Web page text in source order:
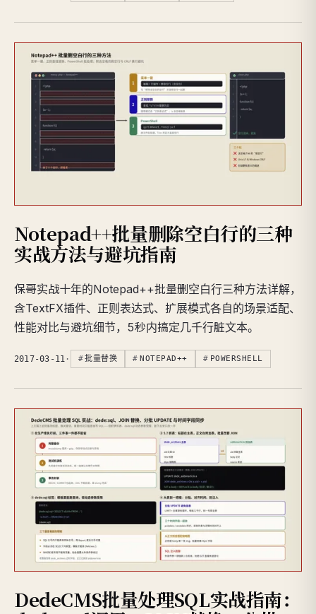
Notepad++批量删除空白行的三种
实战方法与避坑指南
保哥实战十年的Notepad++批量删空白行三种方法详解，
含TextFX插件、正则表达式、扩展模式各自的场景适配、
性能对比与避坑细节，5秒内搞定几千行脏文本。
2017-03-11 · 批量替换 NOTEPAD++ POWERSHELL
DedeCMS批量处理SQL实战指南：